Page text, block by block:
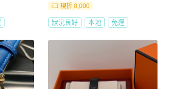
現折 8,000
狀況良好 本地 免運